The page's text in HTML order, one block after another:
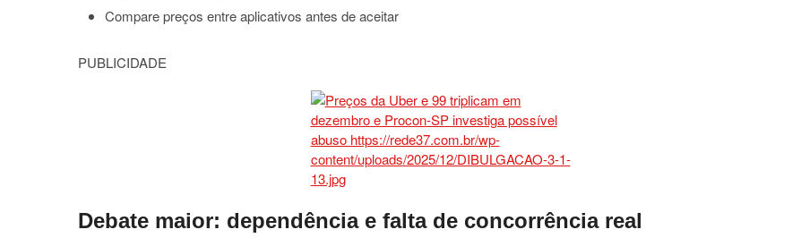
Compare preços entre aplicativos antes de aceitar
PUBLICIDADE
Debate maior: dependência e falta de concorrência real